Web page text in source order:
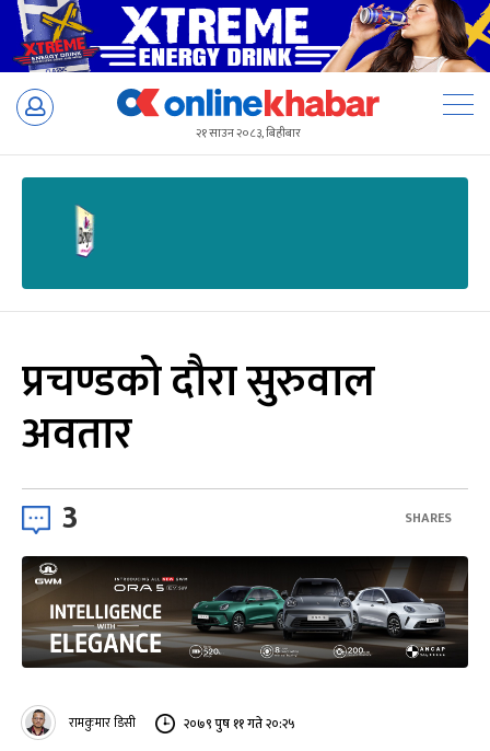
Skip
२१ साउन २०८३, बिहीबार
प्रचण्डको दौरा सुरुवाल
अवतार
3 SHARES
रामकुमार डिसी २०७९ पुष ११ गते २०:२५